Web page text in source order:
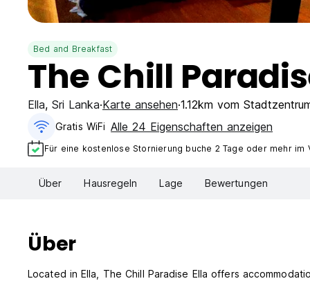
Bed and Breakfast
The Chill
Ella, Sri Lanka Karte ansehen 1.12km vom
Gratis WiFi Alle 24 Eigenschaften anzeigen
Für eine kostenlose Stornierung buche 2 Tage oder mehr im
Über Hausregeln Lage Bewertungen
Über
Located in Ella, The Chill Paradise Ella offers